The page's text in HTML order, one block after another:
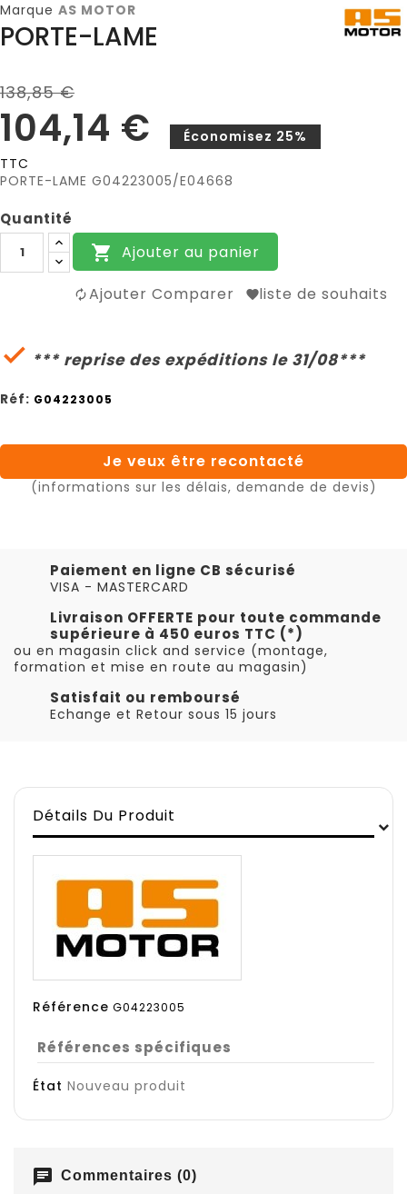
Marque AS MOTOR
PORTE-LAME
138,85 €
104,14 €
Économisez 25%
TTC
PORTE-LAME G04223005/E04668
Quantité
 Ajouter au panier
Ajouter Comparer liste de souhaits
 *** reprise des expéditions le 31/08***
Réf: G04223005
Je veux être recontacté
(informations sur les délais, demande de devis)
Paiement en ligne CB sécurisé
VISA - MASTERCARD
Livraison OFFERTE pour toute commande
supérieure à 450 euros TTC (*)
ou en magasin click and service (montage,
formation et mise en route au magasin)
Satisfait ou remboursé
Echange et Retour sous 15 jours
Détails Du Produit
Référence G04223005
Références spécifiques
État Nouveau produit
chat Commentaires (0)